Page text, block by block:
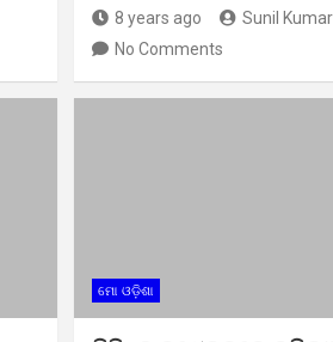
8 years ago
Sunil
No Comments
ମୋ ଓଡ଼ିଶା